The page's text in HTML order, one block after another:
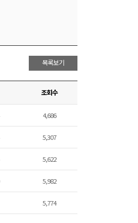
목록보기
조회수
4,686
5,307
5,622
5,982
5,774